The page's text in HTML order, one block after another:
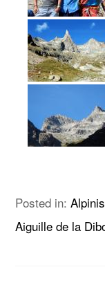
Posted in:
Aiguille de la